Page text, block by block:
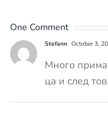
One Comment
Stefann October 3,
Много
ца и след